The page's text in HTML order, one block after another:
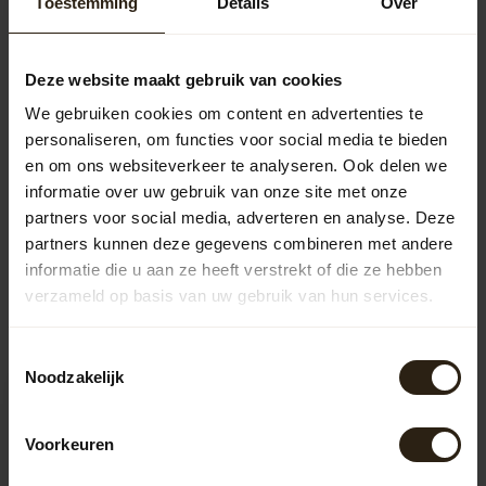
Deze website maakt gebruik van cookies
We gebruiken cookies om content en advertenties te
personaliseren, om functies voor social media te bieden
en om ons websiteverkeer te analyseren. Ook delen we
informatie over uw gebruik van onze site met onze
partners voor social media, adverteren en analyse. Deze
partners kunnen deze gegevens combineren met andere
informatie die u aan ze heeft verstrekt of die ze hebben
verzameld op basis van uw gebruik van hun services.
Noodzakelijk
Voorkeuren
Vragen over dit product?
Neem gerust contact op met onze klantenservice op
info@barrelatelier.nlof038 - 3760185. We helpen je graag!
Recent bekeken